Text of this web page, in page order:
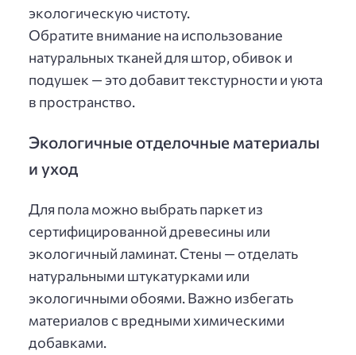
экологическую чистоту.
Обратите внимание на использование
натуральных тканей для штор, обивок и
подушек — это добавит текстурности и уюта
в пространство.
Экологичные отделочные материалы
и уход
Для пола можно выбрать паркет из
сертифицированной древесины или
экологичный ламинат. Стены — отделать
натуральными штукатурками или
экологичными обоями. Важно избегать
материалов с вредными химическими
добавками.